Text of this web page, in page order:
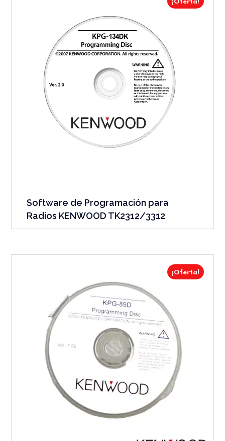
¡Oferta!
Software de Programación para
Radios KENWOOD TK2312/3312
¡Oferta!